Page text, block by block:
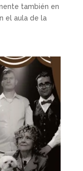
también en
el aula de la